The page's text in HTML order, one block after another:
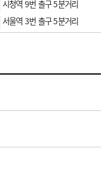
시청역 9번 출구 5분거리
서울역 3번 출구 5분거리